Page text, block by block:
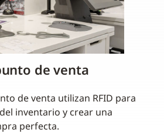
de venta
de venta utilizan RFID para
inventario y crear una
perfecta.